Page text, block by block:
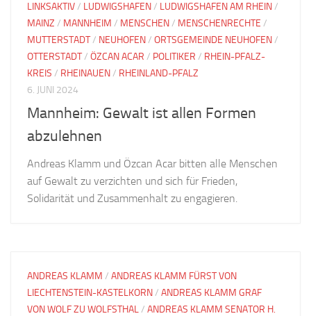
LINKSAKTIV/ LUDWIGSHAFEN/ LUDWIGSHAFEN AM RHEIN/
MAINZ / MANNHEIM / MENSCHEN/ MENSCHENRECHTE /
MUTTERSTADT/ NEUHOFEN/ ORTSGEMEINDE NEUHOFEN/
OTTERSTADT/ ÖZCAN ACAR / POLITIKER / RHEIN-PFALZ-
KREIS / RHEINAUEN/ RHEINLAND-PFALZ
6. JUNI 2024
Mannheim: Gewalt ist allen Formen
abzulehnen
Andreas Klamm und Özcan Acar bitten alle Menschen
auf Gewalt zu verzichten und sich für Frieden,
Solidarität und Zusammenhalt zu engagieren.
ANDREAS KLAMM / ANDREAS KLAMM FÜRST VON
LIECHTENSTEIN-KASTELKORN/ ANDREAS KLAMM GRAF
VON WOLF ZU WOLFSTHAL/ ANDREAS KLAMM SENATOR H.